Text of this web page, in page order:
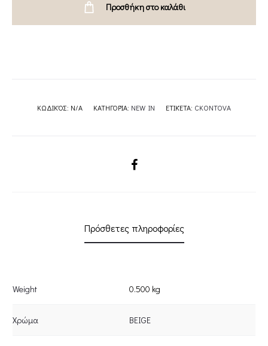
Προσθήκη στο καλάθι
ΚΩΔΙΚΌΣ: N/A ΚΑΤΗΓΟΡΊΑ: NEW IN ΕΤΙΚΈΤΑ: CKONTOVA
SHARE
Πρόσθετες πληροφορίες
Weight 0.500 kg
Χρώμα BEIGE